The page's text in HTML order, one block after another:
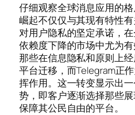
仔细观察全球消息应用的
崛起不仅仅与其现有特性
对用户隐私的坚定承诺，
依赖度下降的市场中尤为
那些在信息隐私和原则上
平台迁移，而Telegram正
挥作用。这一转变显示出
势，即客户逐渐选择那些
保障其公民自由的平台。